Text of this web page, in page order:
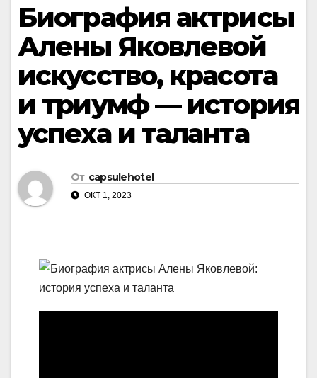
Биография актрисы
Алены Яковлевой
искусство, красота
и триумф — история
успеха и таланта
От capsulehotel
ОКТ 1, 2023